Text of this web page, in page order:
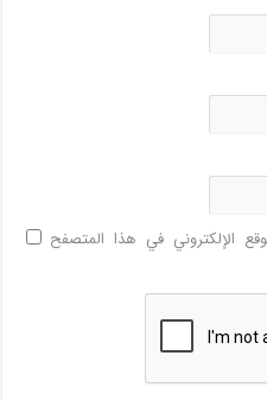
الإلكتروني في هذا المتصفح